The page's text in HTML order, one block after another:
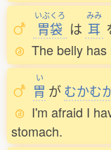
いぶくろ
胃袋 は
みみ
耳
The belly has
い
胃 がむかむ
I'm afraid I
stomach.